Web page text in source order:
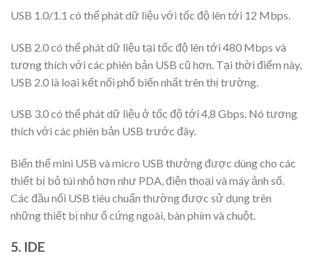
USB 1.0/1.1 có thể phát dữ liệu với tốc độ lên tới 12 Mbps.
USB 2.0 có thể phát dữ liệu tại tốc độ lên tới 480 Mbps và
tương thích với các phiên bản USB cũ hơn. Tại thời điểm này,
USB 2.0 là loại kết nối phổ biến nhất trên thị trường.
USB 3.0 có thể phát dữ liệu ở tốc độ tới 4,8 Gbps. Nó tương
thích với các phiên bản USB trước đây.
Biến thể mini USB và micro USB thường được dùng cho các
thiết bị bỏ túi nhỏ hơn như PDA, điện thoại và máy ảnh số.
Các đầu nối USB tiêu chuẩn thường được sử dụng trên
những thiết bị như ổ cứng ngoài, bàn phím và chuột.
5. IDE